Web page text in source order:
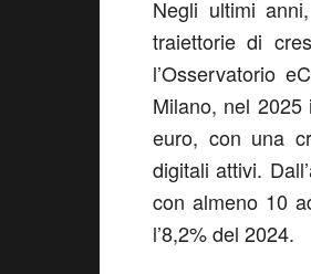
Negli ultimi
traiettorie di
l’Osservatorio
Milano, nel
euro, con una
digitali attivi.
con almeno 10
l’8,2% del 2024.